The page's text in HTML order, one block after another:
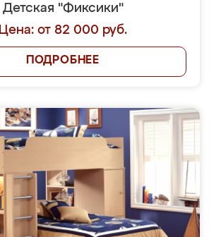
Детская "Фиксики"
Цена: от 82 000 руб.
ПОДРОБНЕЕ